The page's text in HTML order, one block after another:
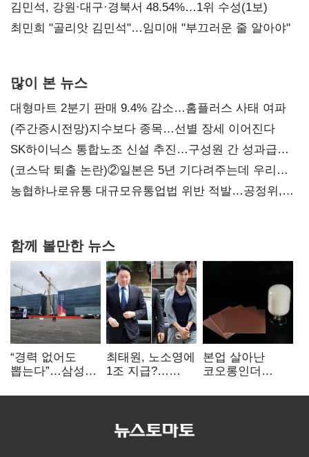
(2보)
김민석, 강원·대구·경북서 48.54%…1위 수성(1보)
최민희 "골리앗 김민석"…임미애 "부끄러운 줄 알아야"
많이 본 뉴스
대형마트 2분기 판매 9.4% 감소…홈플러스 사태 여파
(주간증시전망)지수보다 종목…선별 장세 이어진다
SK하이닉스 통합노조 신설 추진…구성원 간 성과급
불만 확산
(코스닥 퇴출 논란)②일본은 5년 기다려주는데 우리는
당장 퇴출?…시간만으론 부족한 코스닥 구하기
농협하나로유통 대규모유통업법 위반 적발…공정위,
함께 볼만한 뉴스
“경력 없어도
뽑는다”…삼성
반도체 인재
최태원, 노소영에
1조 지급?…
본업 살아난
코오롱인더
배터리 소재로